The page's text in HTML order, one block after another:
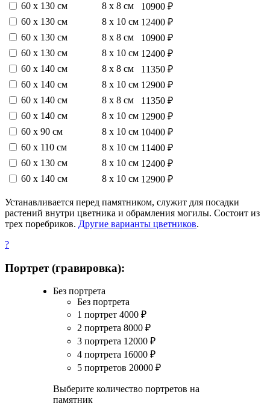
60 х 130 см
8 х 8 см
10900 ₽
60 х 130 см
8 х 10 см 12400 ₽
60 х 130 см
8 х 8 см
10900 ₽
60 х 130 см
8 х 10 см 12400 ₽
60 х 140 см
8 х 8 см
11350 ₽
60 х 140 см
8 х 10 см 12900 ₽
60 х 140 см
8 х 8 см
11350 ₽
60 х 140 см
8 х 10 см 12900 ₽
60 х 90 см
8 х 10 см 10400 ₽
60 х 110 см
8 х 10 см 11400 ₽
60 х 130 см
8 х 10 см 12400 ₽
60 х 140 см
8 х 10 см 12900 ₽
Устанавливается перед памятником, служит для посадки
растений внутри цветника и обрамления могилы. Состоит из
трех поребриков. Другие варианты цветников.
?
Портрет (гравировка):
Без портрета
Без портрета
1 портрет 4000 ₽
2 портрета 8000 ₽
3 портрета 12000 ₽
4 портрета 16000 ₽
5 портретов 20000 ₽
Выберите количество портретов на
памятник